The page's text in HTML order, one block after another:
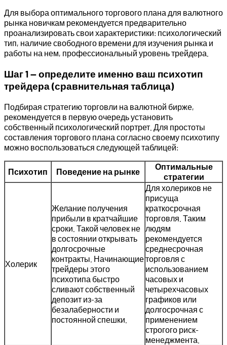
Для выбора оптимального торгового плана для валютного
рынка новичкам рекомендуется предварительно
проанализировать свои характеристики: психологический
тип, наличие свободного времени для изучения рынка и
работы на нем, профессиональный уровень трейдера.
Шаг 1 — определите именно ваш психотип
трейдера (сравнительная таблица)
Подбирая стратегию торговли на валютной бирже,
рекомендуется в первую очередь установить
собственный психологический портрет. Для простоты
составления торгового плана согласно своему психотипу
можно воспользоваться следующей таблицей:
Психотип Поведение на рынке
Оптимальные
стратегии
Холерик
Желание получения
прибыли в кратчайшие
сроки. Такой человек не
в состоянии открывать
долгосрочные
контракты. Начинающие
трейдеры этого
психотипа быстро
сливают собственный
депозит из-за
безалаберности и
постоянной спешки.
Для холериков не
присуща
краткосрочная
торговля. Таким
людям
рекомендуется
среднесрочная
торговля с
использованием
часовых и
четырехчасовых
графиков или
долгосрочная с
применением
строгого риск-
менеджмента.